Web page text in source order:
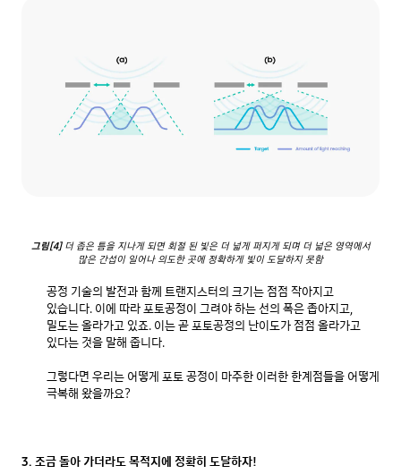
그림[4]더 좁은 틈을 지나게 되면 회절 된 빛은 더 넓게 퍼지게 되며 더 넓은 영역에서
많은 간섭이 일어나 의도한 곳에 정확하게 빛이 도달하지 못함
공정 기술의 발전과 함께 트랜지스터의 크기는 점점 작아지고
있습니다. 이에 따라 포토공정이 그려야 하는 선의 폭은 좁아지고,
밀도는 올라가고 있죠. 이는 곧 포토공정의 난이도가 점점 올라가고
있다는 것을 말해 줍니다.
그렇다면 우리는 어떻게 포토 공정이 마주한 이러한 한계점들을 어떻게
극복해 왔을까요?
3. 조금 돌아 가더라도 목적지에 정확히 도달하자!